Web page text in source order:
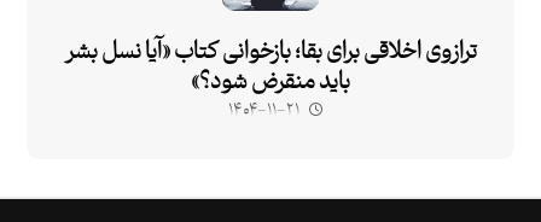
ترازوی اخلاقی برای بقا؛ بازخوانی کتاب «آیا نسل بشر
باید منقرض شود؟»
۱۴۰۴-۱۱-۲۱